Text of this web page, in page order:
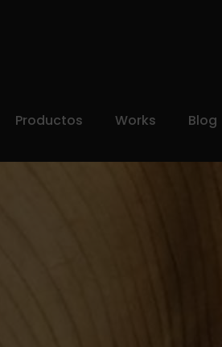
Productos Works Blog